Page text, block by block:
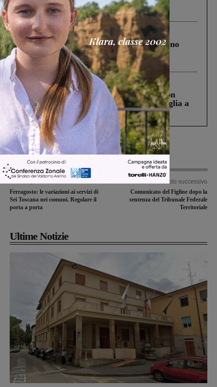
Pnrr, il gruppo di Fratelli d’Italia: “Un
ringraziamento al Governo”
Cronaca 4 Agosto 2026
Un anno fa la strage in A1 in cui morirono
Gianni, Giulia e Franco. Lo schianto, il
processo, lo stop ai sorpassi fra tir....
Cronaca 3 Agosto 2026
Scomparso da una struttura di Castiglion
Fiorentino l’uomo che aveva ucciso la figlia a
Levane nel 2020
Ferragosto: le variazioni ai servizi di
Sei Toscana nei comuni. Regolare il
porta a porta
Articolo successivo
Comunicato del Figline dopo la
sentenza del Tribunale Federale
Territoriale
Ultime Notizie